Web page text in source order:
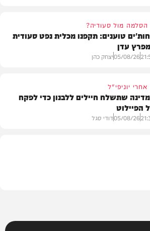
הסלמה מול סעודיה?
טוענים: תקפנו מכלית נפט סעודית
עדן
05/08/26יצחק כהן
אחרי יוניפי"ל
שתשלח חיילים ללבנון כדי לפקח
הפיילוט
05/08/26דודי סגל